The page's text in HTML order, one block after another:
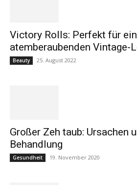
Victory Rolls: Perfekt für
atemberaubenden Vintage-
Beauty 25. August 2022
Großer Zeh taub: Ursachen
Behandlung
Gesundheit 19. November 2020